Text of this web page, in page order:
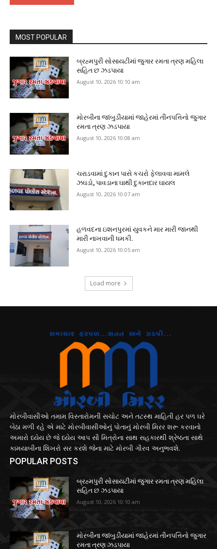
MOST POPULAR
બ્રહ્મપુરી સોસાયટીમાં જુગાર રમતા ત્રણ મહિલા
સહિત છ ઝડપાયા
August 10, 2026 10:10 am
મોરબીના જાંબુડીયામાં જાહેરમાં તીનપત્તિનો જુગાર
રમતા ત્રણ ઝડપાયા
August 10, 2026 10:08 am
ચરાડવામાં દુકાન પાસે કચરો ફેલાવવા મામલે
ઝઘડો, પાવડાના ઘાથી દુકાનદાર ઘાયલ
August 10, 2026 10:07 am
હળવદના ઇશનપુરમાં યુવકને માર મારી જાનથી
મારી નાખવાની ધમકી.
August 10, 2026 10:05 am
Load more
મોરબીવાસીઓ તમામ વિસ્તારોમની સચોટ અને તટસ્થ માહિતી હર પળ ઘરે
બેઠા મળી રહે એ માટે મોરબીવાસીઓનું પોતાનું મોરબી મિરર શરૂ કરવાનો
અમારો ધ્યેય છે જે ધ્યેય આપ સૌ મિત્રોના સાથ સહકારથી શ્રેષ્ઠતા સાથે
કામયાબીના શિખરો સર કરશે જેના માટે મોરબી ગૌરવ અનુભવશે.
POPULAR POSTS
બ્રહ્મપુરી સોસાયટીમાં જુગાર રમતા ત્રણ મહિલા
સહિત છ ઝડપાયા
August 10, 2026 10:10 am
મોરબીના જાંબુડીયામાં જાહેરમાં તીનપત્તિનો જુગાર
રમતા ત્રણ ઝડપાયા